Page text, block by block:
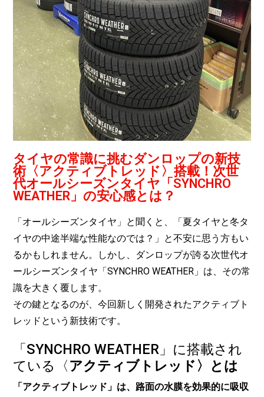
タイヤの常識に挑むダンロップの新技
術〈アクティブトレッド〉搭載！次世
代オールシーズンタイヤ「SYNCHRO
WEATHER」の安心感とは？
「オールシーズンタイヤ」と聞くと、「夏タイヤと冬タ
イヤの中途半端な性能なのでは？」と不安に思う方もい
るかもしれません。しかし、ダンロップが誇る次世代オ
ールシーズンタイヤ「SYNCHRO WEATHER」は、その常
識を大きく覆します。
その鍵となるのが、今回新しく開発されたアクティブト
レッドという新技術です。
「SYNCHRO WEATHER」に搭載され
ている〈アクティブトレッド〉とは
「アクティブトレッド」は、路面の水膜を効果的に吸収